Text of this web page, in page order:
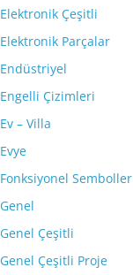
Elektronik Çeşitli
Elektronik Parçalar
Endüstriyel
Engelli Çizimleri
Ev – Villa
Evye
Fonksiyonel Semboller
Genel
Genel Çeşitli
Genel Çeşitli Proje